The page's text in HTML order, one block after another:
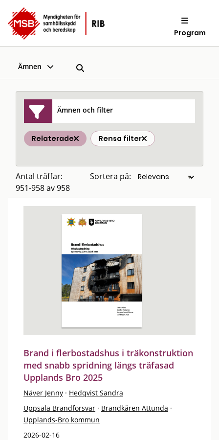
Program
Ämnen
Ämnen och filter
Relaterade Rensa filter
Antal träffar:
951-958 av 958
Sortera på:
Brand i flerbostadshus i träkonstruktion
med snabb spridning längs träfasad
Upplands Bro 2025
Näver Jenny · Hedqvist Sandra
Uppsala Brandförsvar · Brandkåren Attunda ·
Upplands-Bro kommun
2026-02-16